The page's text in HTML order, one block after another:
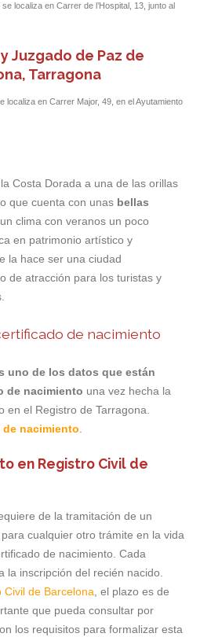
localiza en Carrer de l’Hospital, 13, junto al
Juzgado de Paz de
Tarragona
localiza en Carrer Major, 49, en el Ayutamiento
Costa Dorada a una de las orillas
que cuenta con unas bellas
clima con veranos un poco
en patrimonio artístico y
la hace ser una ciudad
de atracción para los turistas y
de nacimiento
uno de los datos que están
de nacimiento una vez hecha la
en el Registro de Tarragona.
nacimiento.
en Registro Civil de
de la tramitación de un
cualquier otro trámite en la vida
de nacimiento. Cada
la inscripción del recién nacido.
Civil de Barcelona, el plazo es de
que pueda consultar por
los requisitos para formalizar esta